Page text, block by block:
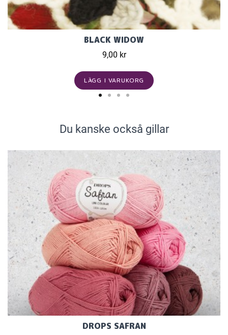
BLACK WIDOW
9,00 kr
LÄGG I VARUKORG
Du kanske också gillar
DROPS SAFRAN